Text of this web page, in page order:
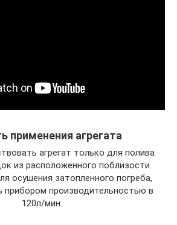
применения агрегата
агрегат только для полива
из расположенного поблизости
осушения затопленного погреба,
производительностью в
120л/мин.